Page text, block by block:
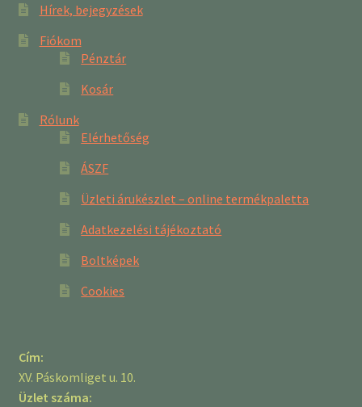
Hírek, bejegyzések
Fiókom
Pénztár
Kosár
Rólunk
Elérhetőség
ÁSZF
Üzleti árukészlet – online termékpaletta
Adatkezelési tájékoztató
Boltképek
Cookies
Cím:
XV. Páskomliget u. 10.
Üzlet száma: